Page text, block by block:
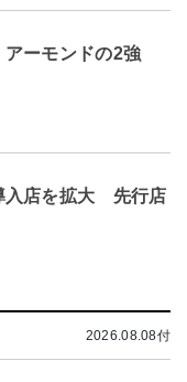
アーモンドの2強
入店を拡大 先行店
2026.08.08付